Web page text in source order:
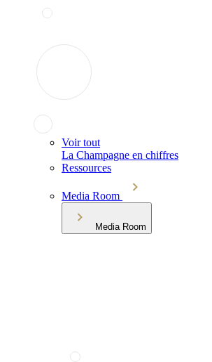
Voir tout
La Champagne en chiffres
Ressources
Media Room
Media Room